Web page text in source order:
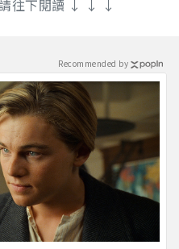
往下閱讀 ↓ ↓ ↓
Recommended by